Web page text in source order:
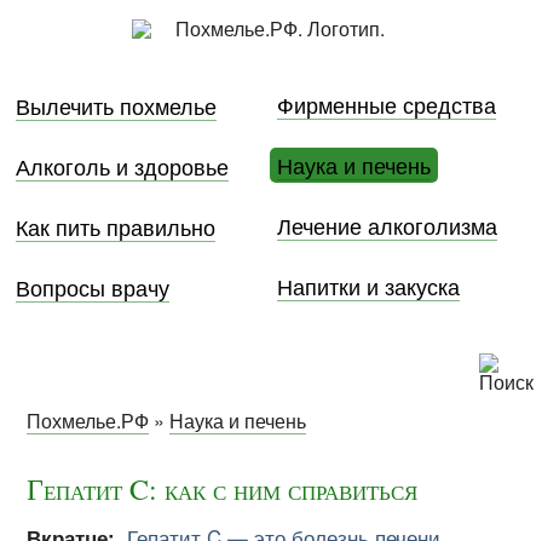
Вылечить похмелье
Фирменные средства
Алкоголь и здоровье
Наука и печень
Как пить правильно
Лечение алкоголизма
Вопросы врачу
Напитки и закуска
Похмелье.РФ » Наука и печень
Гепатит C: как с ним справиться